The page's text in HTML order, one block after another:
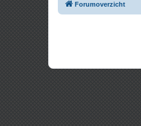
Forumoverzicht